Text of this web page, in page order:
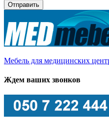
Отправить
Мебель для медицинских
Ждем ваших звонков